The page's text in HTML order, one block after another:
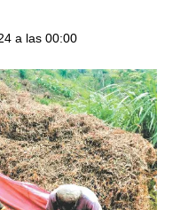
a las 00:00